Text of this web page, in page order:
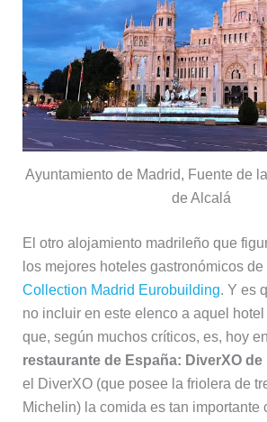
Ayuntamiento de Madrid, Fuente de
de Alcalá
El otro alojamiento madrileño que
los mejores hoteles gastronómicos de
Collection Madrid Eurobuilding. Y es
no incluir en este elenco a aquel hotel
que, según muchos críticos, es, hoy
restaurante de España: DiverXO de
el DiverXO (que posee la friolera de
Michelin) la comida es tan importante